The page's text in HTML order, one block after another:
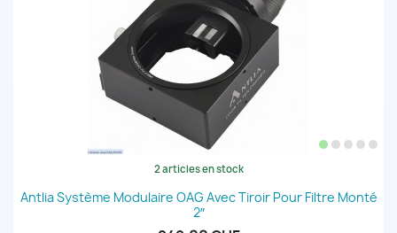
2 articles en stock
Antlia Système Modulaire OAG Avec Tiroir Pour Filtre Monté
2″